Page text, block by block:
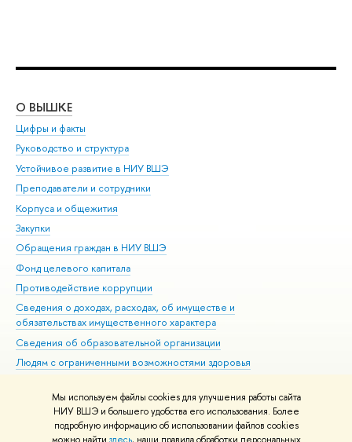
Мы используем файлы cookies для улучшения работы сайта
НИУ ВШЭ и большего удобства его использования. Более
подробную информацию об использовании файлов cookies
О ВЫШКЕ
Цифры и факты
Руководство и структура
Устойчивое развитие в НИУ ВШЭ
Преподаватели и сотрудники
Корпуса и общежития
Закупки
Обращения граждан в НИУ ВШЭ
Фонд целевого капитала
Противодействие коррупции
Сведения о доходах, расходах, об имуществе и
обязательствах имущественного характера
Сведения об образовательной организации
Людям с ограниченными возможностями здоровья
Работа в Вышке